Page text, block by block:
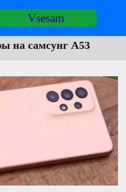
Vsesam
на самсунг А53